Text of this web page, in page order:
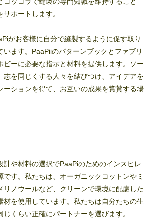
ポートします。
がお客様に自分で縫製するように促す取り
います。PaaPiiのパターンブックとファブリ
ビーに必要な指示と材料を提供します。ソー
志を同じくする人々を結びつけ、アイデアを
ーションを得て、お互いの成果を賞賛する場
計や材料の選択でPaaPiのためのインスピレ
です。私たちは、オーガニックコットンやミ
リノウールなど、クリーンで環境に配慮した
材を使用しています。私たちは自分たちの生
じくらい正確にパートナーを選びます。